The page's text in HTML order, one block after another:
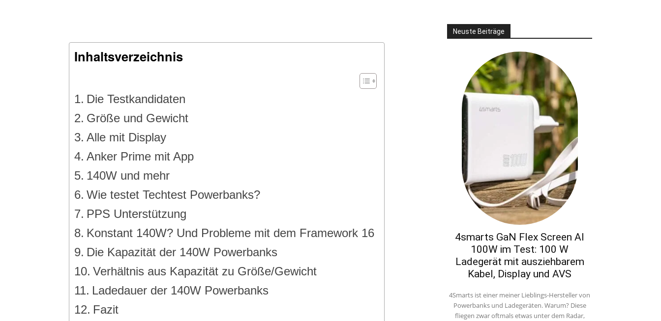
Inhaltsverzeichnis
Die Testkandidaten
Größe und Gewicht
Alle mit Display
Anker Prime mit App
140W und mehr
Wie testet Techtest Powerbanks?
PPS Unterstützung
Konstant 140W? Und Probleme mit dem Framework 16
Die Kapazität der 140W Powerbanks
Verhältnis aus Kapazität zu Größe/Gewicht
Ladedauer der 140W Powerbanks
Fazit
Neuste Beiträge
4smarts GaN Flex Screen AI
100W im Test: 100 W
Ladegerät mit ausziehbarem
Kabel, Display und AVS
4Smarts ist einer meiner Lieblings-Hersteller von
Powerbanks und Ladegeräten. Warum? Diese
fliegen zwar oftmals etwas unter dem Radar,